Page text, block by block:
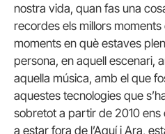
nostra vida, quan fas una
recordes els millors
moments en què estaves
persona, en aquell escenari,
aquella música, amb el que
aquestes tecnologies que
sobretot a partir de 2010
a estar fora de l’Aquí i Ara,